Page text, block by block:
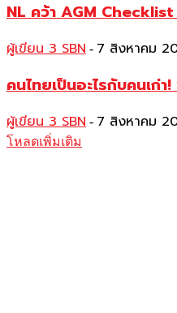
NL คว้า AGM
ผู้เขียน 3 SBN - 7 สิงหาคม
คนไทยเป็นอะไรกับคนเก่
ผู้เขียน 3 SBN - 7 สิงหาคม
โหลดเพิ่มเติม